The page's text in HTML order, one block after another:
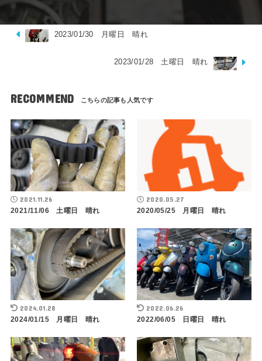
2023/01/30 月曜日 晴れ
2023/01/28 土曜日 晴れ
RECOMMEND
2021.11.26
2021/11/06 土曜日 晴れ
2020.05.27
2020/05/25 月曜日 晴れ
2024.01.28
2024/01/15 月曜日 晴れ
2022.06.26
2022/06/05 日曜日 晴れ